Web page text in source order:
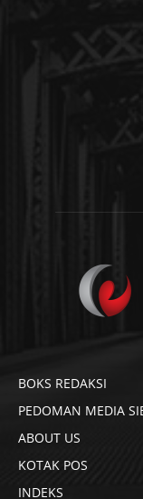
BOKS REDAKSI
PEDOMAN MEDIA
ABOUT US
KOTAK POS
INDEKS